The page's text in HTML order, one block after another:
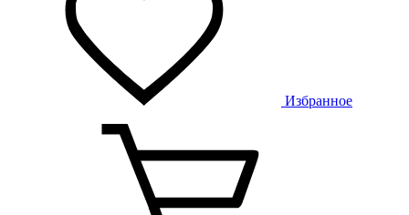
Избранное